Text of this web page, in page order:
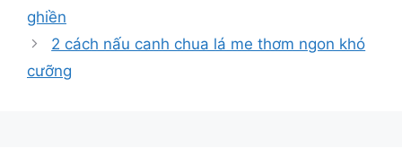
ghiền
2 cách nấu canh chua lá me thơm ngon khó
cưỡng